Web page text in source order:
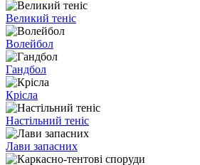
Великий теніс
Волейбол
Гандбол
Крісла
Настільний теніс
Лави запасних